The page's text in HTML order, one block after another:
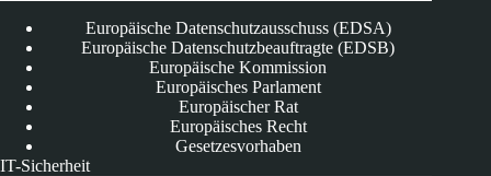
Europäische Datenschutzausschuss (EDSA)
Europäische Datenschutzbeauftragte (EDSB)
Europäische Kommission
Europäisches Parlament
Europäischer Rat
Europäisches Recht
Gesetzesvorhaben
IT-Sicherheit